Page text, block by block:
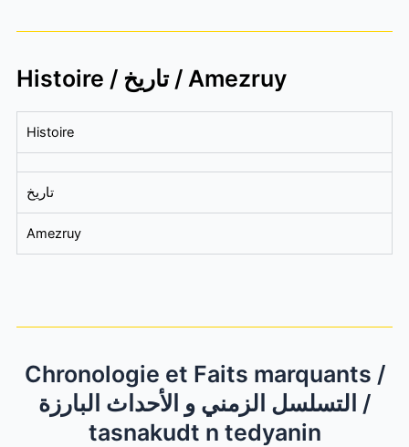
Histoire / تاريخ / Amezruy
Histoire
تاريخ
Amezruy
Chronologie et Faits marquants /
التسلسل الزمني و الأحداث البارزة /
tasnakudt n tedyanin